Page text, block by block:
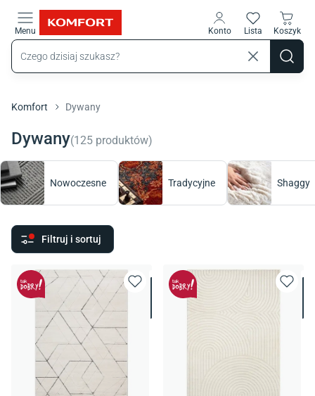
Menu Konto Lista Koszyk
Komfort Dywany
Dywany(125 produktów)
Nowoczesne Tradycyjne Shaggy
Filtruj i sortuj